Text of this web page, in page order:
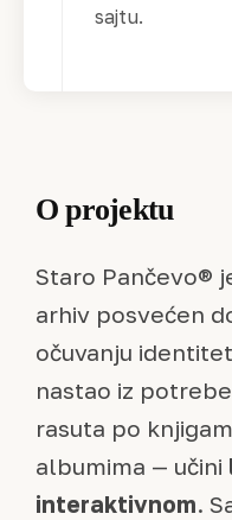
sajtu.
O projektu
Staro Pančevo®
arhiv posvećen
očuvanju
nastao iz
rasuta po
albumima — učini
interaktivnom.